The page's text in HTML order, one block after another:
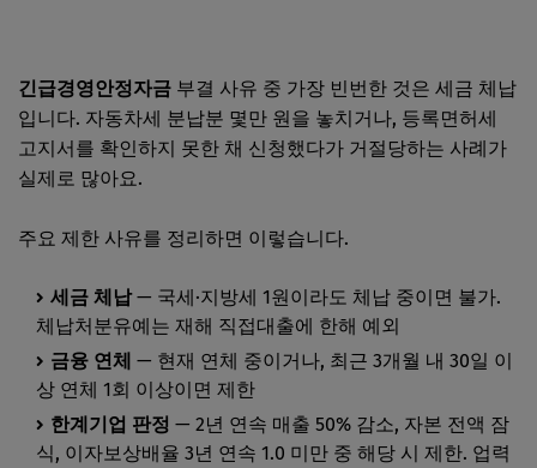
긴급경영안정자금 부결 사유 중 가장 빈번한 것은 세금 체납
입니다. 자동차세 분납분 몇만 원을 놓치거나, 등록면허세
고지서를 확인하지 못한 채 신청했다가 거절당하는 사례가
실제로 많아요.
주요 제한 사유를 정리하면 이렇습니다.
세금 체납— 국세·지방세 1원이라도 체납 중이면 불가.
체납처분유예는 재해 직접대출에 한해 예외
금융 연체 — 현재 연체 중이거나, 최근 3개월 내 30일 이
상 연체 1회 이상이면 제한
한계기업 판정 — 2년 연속 매출 50% 감소, 자본 전액 잠
식, 이자보상배율 3년 연속 1.0 미만 중 해당 시 제한. 업력